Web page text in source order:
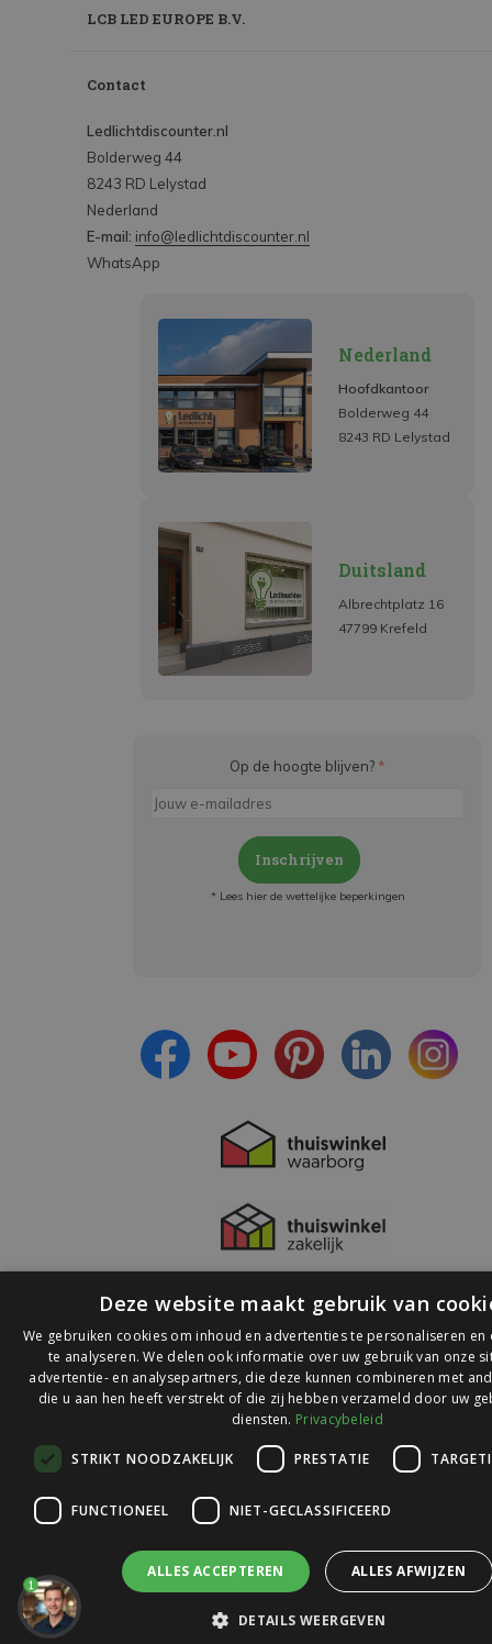
LCB LED EUROPE B.V.
Contact
Ledlichtdiscounter.nl
Bolderweg 44
8243 RD Lelystad
Nederland
E-mail: info@ledlichtdiscounter.nl
WhatsApp
Nederland
Hoofdkantoor
Bolderweg 44
8243 RD Lelystad
Duitsland
Albrechtplatz 16
47799 Krefeld
Op de hoogte blijven? *
Inschrijven
* Lees hier de wettelijke beperkingen
© 2026 Ledlichtdiscounter.nl
op
Webwinkelkeur
1
Deze website maakt gebruik van
We gebruiken cookies om inhoud en advertenties te personaliseren en
te analyseren. We delen ook informatie over uw gebruik van onze
advertentie- en analysepartners, die deze kunnen combineren met
die u aan hen heeft verstrekt of die zij hebben verzameld door uw
diensten. Privacybeleid
STRIKT NOODZAKELIJK PRESTATIE
FUNCTIONEEL NIET-GECLASSIFICEERD
ALLES ACCEPTEREN ALLES AFWIJZEN
DETAILS WEERGEVEN